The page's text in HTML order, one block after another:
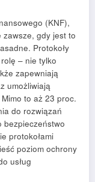
(KNF),
gdy jest to
Protokoły
– nie tylko
zapewniają
umożliwiają
to aż 23 proc.
do rozwiązań
bezpieczeństwo
protokołami
poziom ochrony
usług